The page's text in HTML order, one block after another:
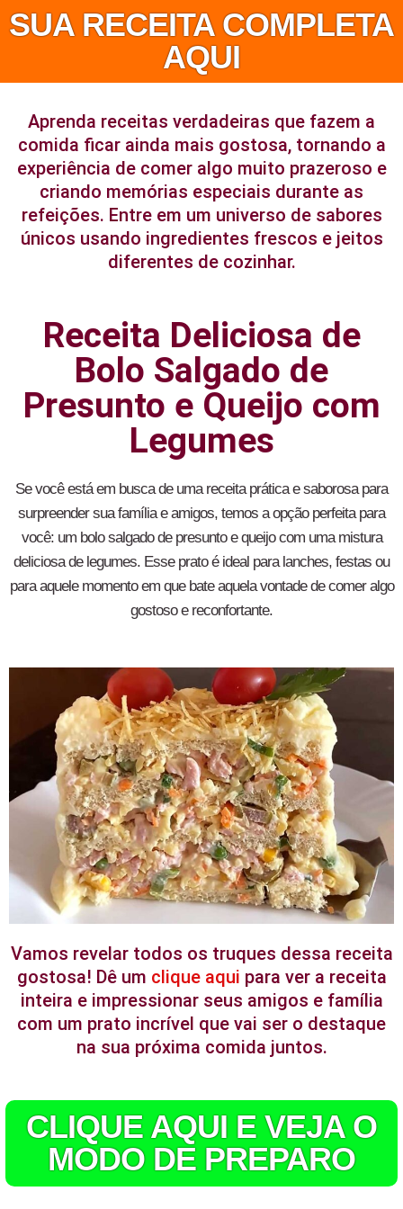
SUA RECEITA COMPLETA
AQUI
Aprenda receitas verdadeiras que fazem a
comida ficar ainda mais gostosa, tornando a
experiência de comer algo muito prazeroso e
criando memórias especiais durante as
refeições. Entre em um universo de sabores
únicos usando ingredientes frescos e jeitos
diferentes de cozinhar.
Receita Deliciosa de
Bolo Salgado de
Presunto e Queijo com
Legumes
Se você está em busca de uma receita prática e saborosa para
surpreender sua família e amigos, temos a opção perfeita para
você: um bolo salgado de presunto e queijo com uma mistura
deliciosa de legumes. Esse prato é ideal para lanches, festas ou
para aquele momento em que bate aquela vontade de comer algo
gostoso e reconfortante.
Vamos revelar todos os truques dessa receita
gostosa! Dê um clique aqui para ver a receita
inteira e impressionar seus amigos e família
com um prato incrível que vai ser o destaque
na sua próxima comida juntos.
CLIQUE AQUI E VEJA O
MODO DE PREPARO